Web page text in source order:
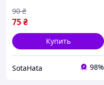
75₴
90 ₴
Купить
SotaHata 98%